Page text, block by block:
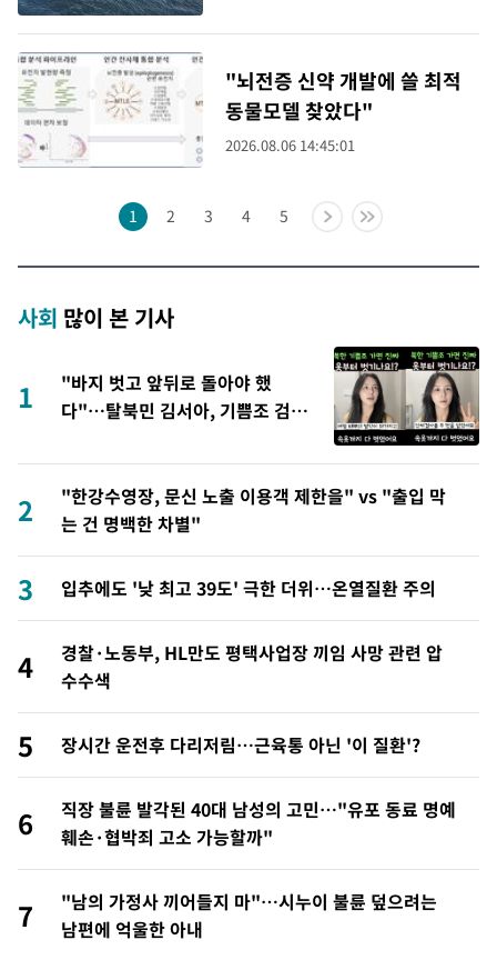
"뇌전증 신약 개발에 쓸 최적
동물모델 찾았다"
2026.08.06 14:45:01
1 2 3 4 5
사회 많이 본 기사
1
"바지 벗고 앞뒤로 돌아야 했
다"…탈북민 김서아, 기쁨조 검사
2
"한강수영장, 문신 노출 이용객 제한을" vs "출입 막
는 건 명백한 차별"
3 입추에도 '낮 최고 39도' 극한 더위…온열질환 주의
4
경찰·노동부, HL만도 평택사업장 끼임 사망 관련 압
수수색
5 장시간 운전후 다리저림…근육통 아닌 '이 질환'?
6
직장 불륜 발각된 40대 남성의 고민…"유포 동료 명예
훼손·협박죄 고소 가능할까"
7
"남의 가정사 끼어들지 마"…시누이 불륜 덮으려는
남편에 억울한 아내